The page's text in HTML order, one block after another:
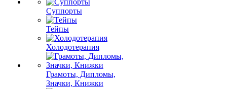
Суппорты
Тейпы
Холодотерапия
Грамоты, Дипломы,
Значки, Книжки